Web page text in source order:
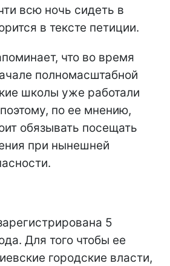
всю ночь сидеть в
в тексте петиции.
что во время
полномасштабной
школы уже работали
по ее мнению,
обязывать посещать
при нынешней
5
Для того чтобы ее
городские власти,